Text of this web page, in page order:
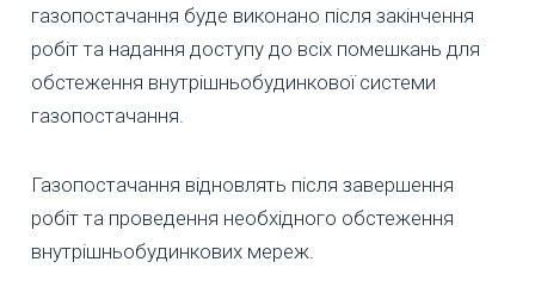
газопостачання буде виконано після закінчення
робіт та надання доступу до всіх помешкань для
обстеження внутрішньобудинкової системи
газопостачання.
Газопостачання відновлять після завершення
робіт та проведення необхідного обстеження
внутрішньобудинкових мереж.